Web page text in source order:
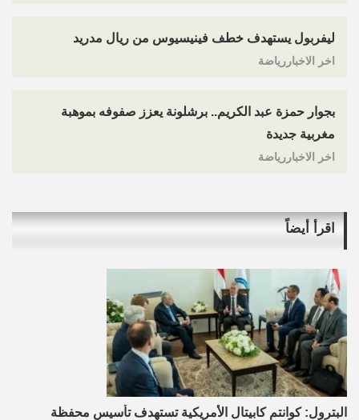
ليفربول يستهدف خطف فينيسيوس من ريال مدريد
اخر الاخباررياضة
بجوار حمزة عبد الكريم.. برشلونة يعزز صفوفه بموهبة
مغربية جديدة
اخر الاخباررياضة
اقرأ أيضاً
البترول: كوانتم كابيتال الأمريكية تستهدف تأسيس محفظة